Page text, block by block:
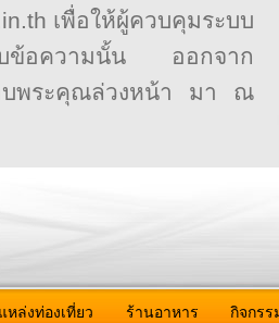
เพื่อให้ผู้ควบคุมระบบ
บข้อความนั้น ออกจาก
บพระคุณล่วงหน้า มา ณ
แหล่งท่องเที่ยว ร้านอาหาร กิจกรร